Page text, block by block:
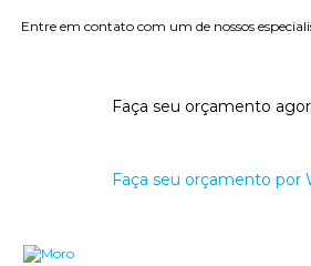
Entre em contato com um de nossos
Faça seu orçamento
Faça seu orçamento por